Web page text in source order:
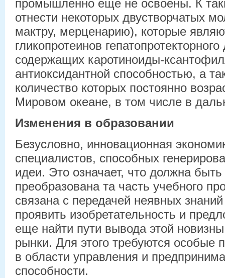
промышленно еще не освоены. К
отнести некоторых двустворчатых
мактру, мерценарию), которые
гликопротеинов
содержащих каротиноиды-
антиоксидантной способностью, а
количество которых постоянно
Мировом океане, в том числе в
Изменения в образовании
Безусловно, инновационная
специалистов, способных
идеи. Это означает, что должна
преобразована та часть учебного
связана с передачей неявных
проявить изобретательность и
еще найти пути вывода этой
рынки. Для этого требуются особые
в области управления и
способности.